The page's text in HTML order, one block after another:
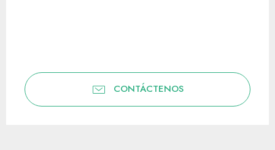
CONTÁCTENOS